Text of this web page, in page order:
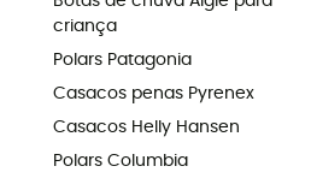
criança
Polars Patagonia
Casacos penas Pyrenex
Casacos Helly Hansen
Polars Columbia